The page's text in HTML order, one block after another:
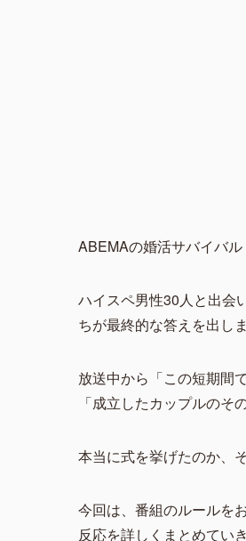
ABEMAの婚活サバイバル
ハイスペ男性30人と出会
ちが最終的な答えを出しま
放送中から「この短期間
「成立したカップルのそ
本当に式を挙げたのか、
今回は、番組のルールを
反応を詳しくまとめていき